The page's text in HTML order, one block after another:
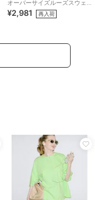
オーバーサイズルーズスウェ
ットトップス+パンツセットア
¥2,981 再入荷